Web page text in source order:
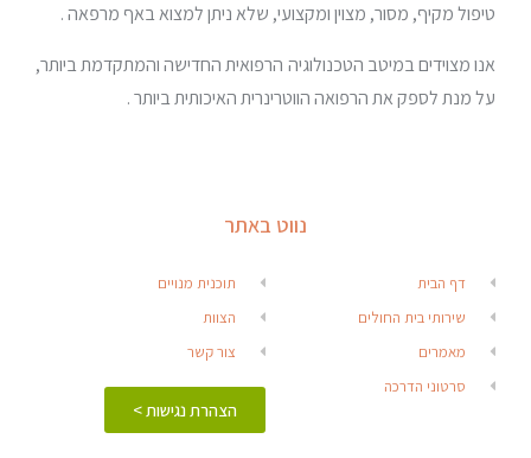
טיפול מקיף, מסור, מצוין ומקצועי, שלא ניתן למצוא באף מרפאה .
אנו מצוידים במיטב הטכנולוגיה הרפואית החדישה והמתקדמת ביותר,
על מנת לספק את הרפואה הווטרינרית האיכותית ביותר .
נווט באתר
דף הבית
שירותי בית החולים
מאמרים
סרטוני הדרכה
תוכנית מנויים
הצוות
צור קשר
הצהרת נגישות >